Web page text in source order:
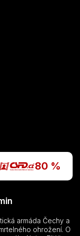
80 %
armáda Čechy a
ohrožení. O